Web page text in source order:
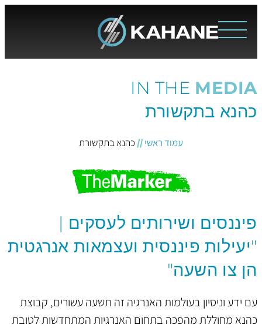
IN THE MEDIA
כהנא בתקשורת
עמוד ראשי// כהנא בתקשורת
פיננסים ושירותים לעסקים |
"יעילות פיננסית ועצמאות אנרגטית
הן צו השעה"
עם ידע וניסיון בעולמות האנרגיה זה תשעה עשורים, קבוצת
כהנא מחוללת מהפכה בתחום האנרגיות המתחדשות לטובת